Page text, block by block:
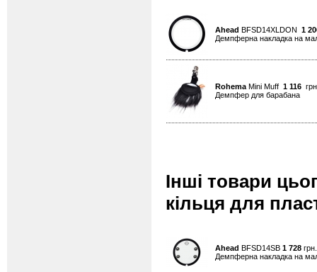
Ahead BFSD14XLDON 1
Демпферна накладка на
Rohema Mini Muff 1 116
Демпфер для барабана
Інші товари
кільця для
Ahead BFSD14SB 1 728
Демпферна накладка на